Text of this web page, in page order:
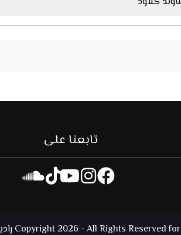
تابعنا على
Copyright 2026 - All Rights Reserved for راديو سمر فور